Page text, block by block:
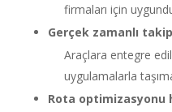
firmaları için
Gerçek zamanlı takip
Araçlara entegre
uygulamalarla
Rota optimizasyonu